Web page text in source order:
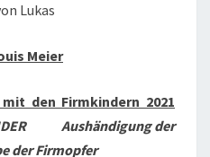
Lukas
Meier
mit den Firmkindern 2021
Aushändigung der
der Firmopfer